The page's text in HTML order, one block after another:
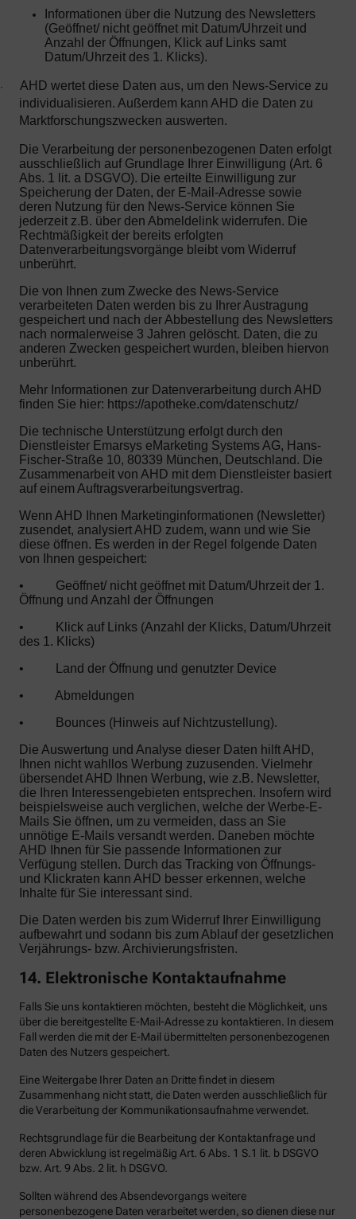
Informationen über die Nutzung des Newsletters
(Geöffnet/ nicht geöffnet mit Datum/Uhrzeit und
Anzahl der Öffnungen, Klick auf Links samt
Datum/Uhrzeit des 1. Klicks).
·
AHD wertet diese Daten aus, um den News-Service zu
individualisieren. Außerdem kann AHD die Daten zu
Marktforschungszwecken auswerten.
Die Verarbeitung der personenbezogenen Daten erfolgt
ausschließlich auf Grundlage Ihrer Einwilligung (Art. 6
Abs. 1 lit. a DSGVO). Die erteilte Einwilligung zur
Speicherung der Daten, der E-Mail-Adresse sowie
deren Nutzung für den News-Service können Sie
jederzeit z.B. über den Abmeldelink widerrufen. Die
Rechtmäßigkeit der bereits erfolgten
Datenverarbeitungsvorgänge bleibt vom Widerruf
unberührt.
Die von Ihnen zum Zwecke des News-Service
verarbeiteten Daten werden bis zu Ihrer Austragung
gespeichert und nach der Abbestellung des Newsletters
nach normalerweise 3 Jahren gelöscht. Daten, die zu
anderen Zwecken gespeichert wurden, bleiben hiervon
unberührt.
Mehr Informationen zur Datenverarbeitung durch AHD
finden Sie hier: https://apotheke.com/datenschutz/
Die technische Unterstützung erfolgt durch den
Dienstleister Emarsys eMarketing Systems AG, Hans-
Fischer-Straße 10, 80339 München, Deutschland. Die
Zusammenarbeit von AHD mit dem Dienstleister basiert
auf einem Auftragsverarbeitungsvertrag.
Wenn AHD Ihnen Marketinginformationen (Newsletter)
zusendet, analysiert AHD zudem, wann und wie Sie
diese öffnen. Es werden in der Regel folgende Daten
von Ihnen gespeichert:
•
Geöffnet/ nicht geöffnet mit Datum/Uhrzeit der 1.
Öffnung und Anzahl der Öffnungen
•
Klick auf Links (Anzahl der Klicks, Datum/Uhrzeit
des 1. Klicks)
•
Land der Öffnung und genutzter Device
•
Abmeldungen
•
Bounces (Hinweis auf Nichtzustellung).
Die Auswertung und Analyse dieser Daten hilft AHD,
Ihnen nicht wahllos Werbung zuzusenden. Vielmehr
übersendet AHD Ihnen Werbung, wie z.B. Newsletter,
die Ihren Interessengebieten entsprechen. Insofern wird
beispielsweise auch verglichen, welche der Werbe-E-
Mails Sie öffnen, um zu vermeiden, dass an Sie
unnötige E-Mails versandt werden. Daneben möchte
AHD Ihnen für Sie passende Informationen zur
Verfügung stellen. Durch das Tracking von Öffnungs-
und Klickraten kann AHD besser erkennen, welche
Inhalte für Sie interessant sind.
Die Daten werden bis zum Widerruf Ihrer Einwilligung
aufbewahrt und sodann bis zum Ablauf der gesetzlichen
Verjährungs- bzw. Archivierungsfristen.
14. Elektronische Kontaktaufnahme
Falls Sie uns kontaktieren möchten, besteht die Möglichkeit, uns
über die bereitgestellte E-Mail-Adresse zu kontaktieren. In diesem
Fall werden die mit der E-Mail übermittelten personenbezogenen
Daten des Nutzers gespeichert.
Eine Weitergabe Ihrer Daten an Dritte findet in diesem
Zusammenhang nicht statt, die Daten werden ausschließlich für
die Verarbeitung der Kommunikationsaufnahme verwendet.
Rechtsgrundlage für die Bearbeitung der Kontaktanfrage und
deren Abwicklung ist regelmäßig Art. 6 Abs. 1 S.1 lit. b DSGVO
bzw. Art. 9 Abs. 2 lit. h DSGVO.
Sollten während des Absendevorgangs weitere
personenbezogene Daten verarbeitet werden, so dienen diese nur